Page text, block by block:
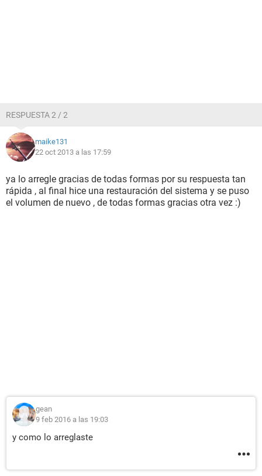
RESPUESTA 2 / 2
maike131
22 oct 2013 a las 17:59
ya lo arregle gracias de todas formas por su respuesta tan
rápida , al final hice una restauración del sistema y se puso
el volumen de nuevo , de todas formas gracias otra vez :)
gean
9 feb 2016 a las 19:03
y como lo arreglaste